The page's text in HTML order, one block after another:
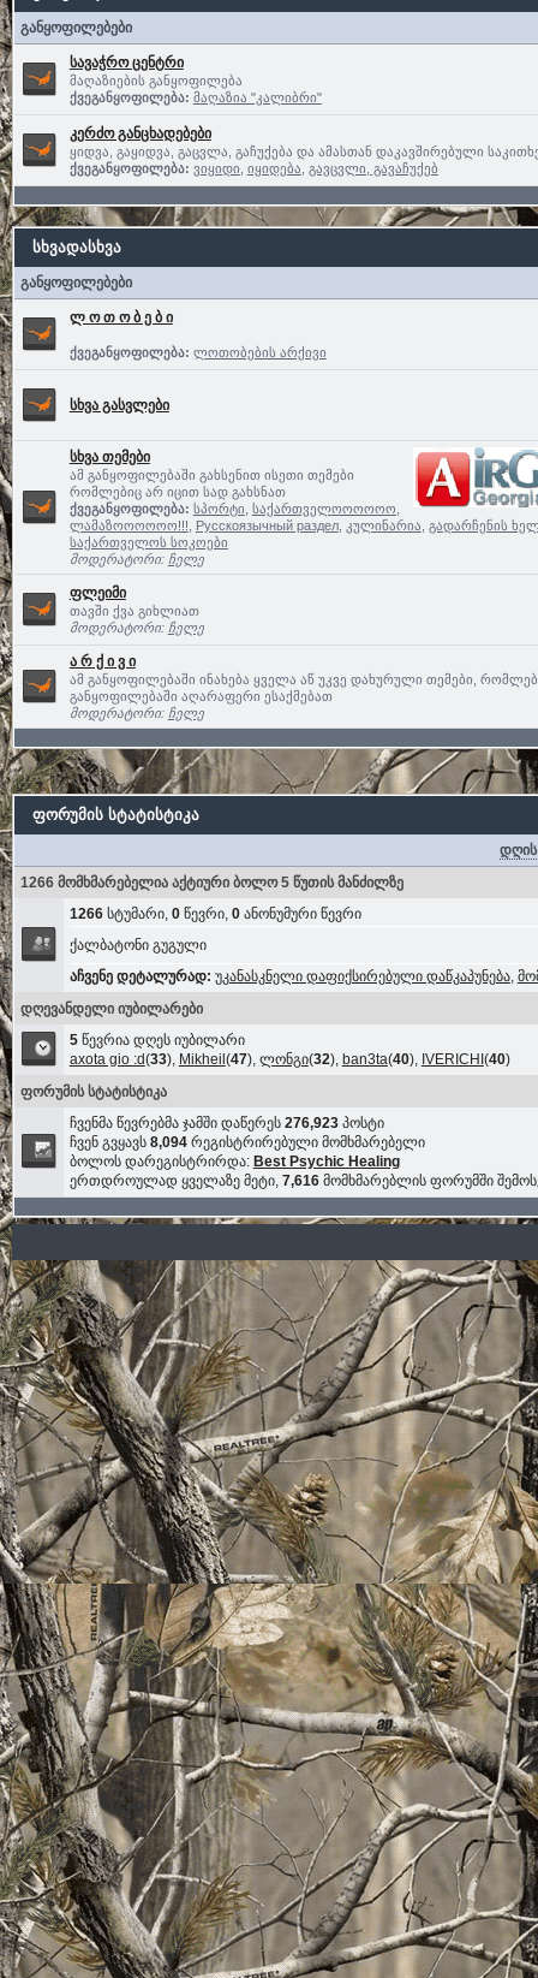
განყოფილებები
სავაჭრო ცენტრი
მაღაზიების განყოფილება
ქვეგანყოფილება: მაღაზია "კალიბრი"
კერძო განცხადებები
ყიდვა, გაყიდვა, გაცვლა, გაჩუქება და ამასთან დაკავშირებული
ქვეგანყოფილება: ვიყიდი იყიდება გავცვლი, გავაჩუქებ
სხვადასხვა
განყოფილებები
ლ ო თ ო ბ ე ბ ი
ქვეგანყოფილება: ლოთობების არქივი
სხვა გასვლები
სხვა თემები
ამ განყოფილებაში გახსენით ისეთი თემები
რომლებიც არ იცით სად გახსნათ
ქვეგანყოფილება: სპორტი საქართველოოოოოო,
ლამაზოოოოოო!!!
Русскоязычный раздел, კულინარია გადარჩენის
საქართველოს სოკოები
მოდერატორი: ჩელე
ფლეიმი
თავში ქვა გიხლიათ
მოდერატორი: ჩელე
ა რ ქ ი ვ ი
ამ განყოფილებაში ინახება ყველა აწ უკვე დახურული თემები,
განყოფილებაში აღარაფერი ესაქმებათ
მოდერატორი: ჩელე
ფორუმის სტატისტიკა
დღის
1266 მომხმარებელია აქტიური ბოლო 5 წუთის მანძილზე
1266სტუმარი, 0წევრი, 0ანონუმური წევრი
ქალბატონი გუგული
აჩვენე დეტალურად: უკანასკნელი დაფიქსირებული დაწკაპუნება,
დღევანდელი იუბილარები
5წევრია დღეს იუბილარი
axota gio :d(33), Mikheil (47), ლონგი(32), ban3ta(40), IVERICHI (40)
ფორუმის სტატისტიკა
ჩვენმა წევრებმა ჯამში დაწერეს 276,923პოსტი
ჩვენ გვყავს 8,094რეგისტრირებული მომხმარებელი
ბოლოს დარეგისტრირდა: Best Psychic Healing
ერთდროულად ყველაზე მეტი, 7,616მომხმარებლის ფორუმში